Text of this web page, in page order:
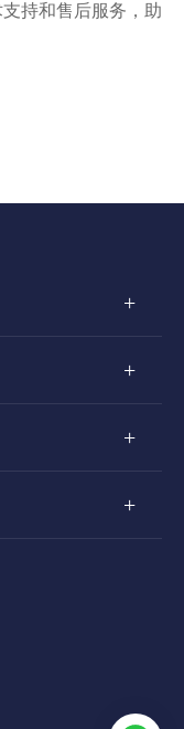
持和售后服务，助
+
+
+
+